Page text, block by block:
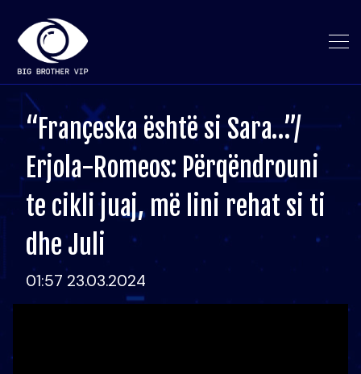
“Françeska është si Sara…”/
Erjola-Romeos: Përqëndrouni
te cikli juaj, më lini rehat si ti
dhe Juli
01:57 23.03.2024